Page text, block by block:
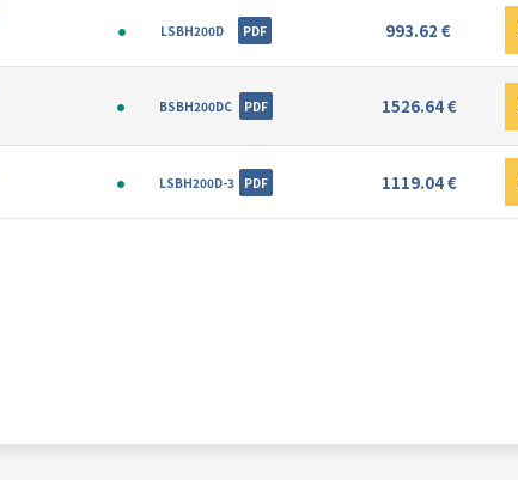
LSBH200D PDF 993.62 €
BSBH200DC PDF 1526.64 €
LSBH200D-3 PDF 1119.04 €